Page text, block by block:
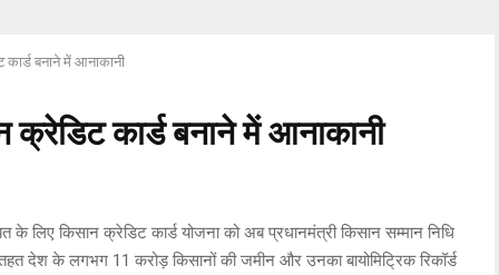
बनाने में आनाकानी
कार्ड बनाने में आनाकानी
लिए किसान क्रेडिट कार्ड योजना को अब प्रधानमंत्री किसान सम्मान निधि
देश के लगभग 11 करोड़ किसानों की जमीन और उनका बायोमिट्रिक रिकॉर्ड